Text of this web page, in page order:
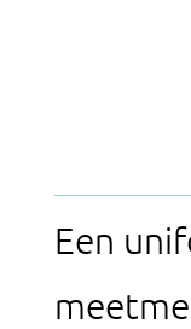
Een